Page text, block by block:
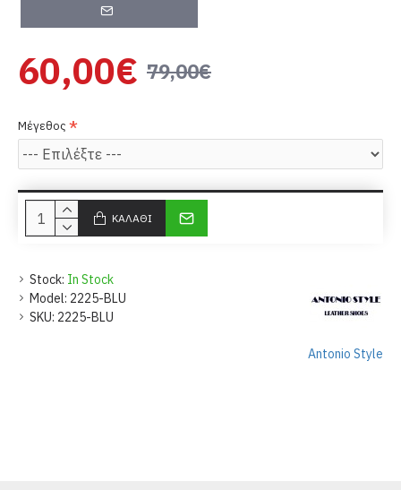
Stock: In Stock
Model: 2225-BLU
SKU: 2225-BLU
Antonio Style
79,00€
60,00€
Μέγεθος
ΚΑΛΆΘΙ